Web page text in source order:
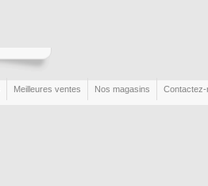
Meilleures ventes Nos magasins Contactez-